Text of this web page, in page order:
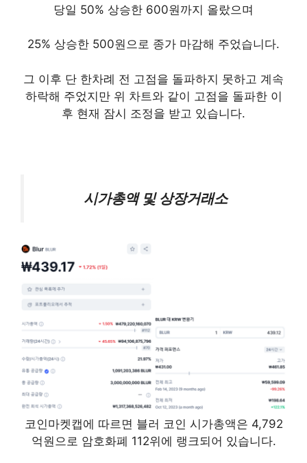
당일 50% 상승한 600원까지 올랐으며
25% 상승한 500원으로 종가 마감해 주었습니다.
그 이후 단 한차례 전 고점을 돌파하지 못하고 계속
하락해 주었지만 위 차트와 같이 고점을 돌파한 이
후 현재 잠시 조정을 받고 있습니다.
시가총액 및 상장거래소
코인마켓캡에 따르면 블러 코인 시가총액은 4,792
억원으로 암호화폐 112위에 랭크되어 있습니다.